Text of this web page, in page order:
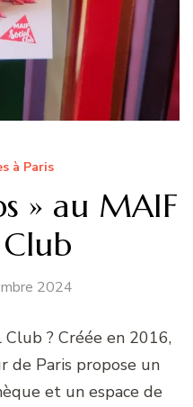
à Paris
» au MAIF
2024
? Créée en 2016,
de Paris propose un
et un espace de